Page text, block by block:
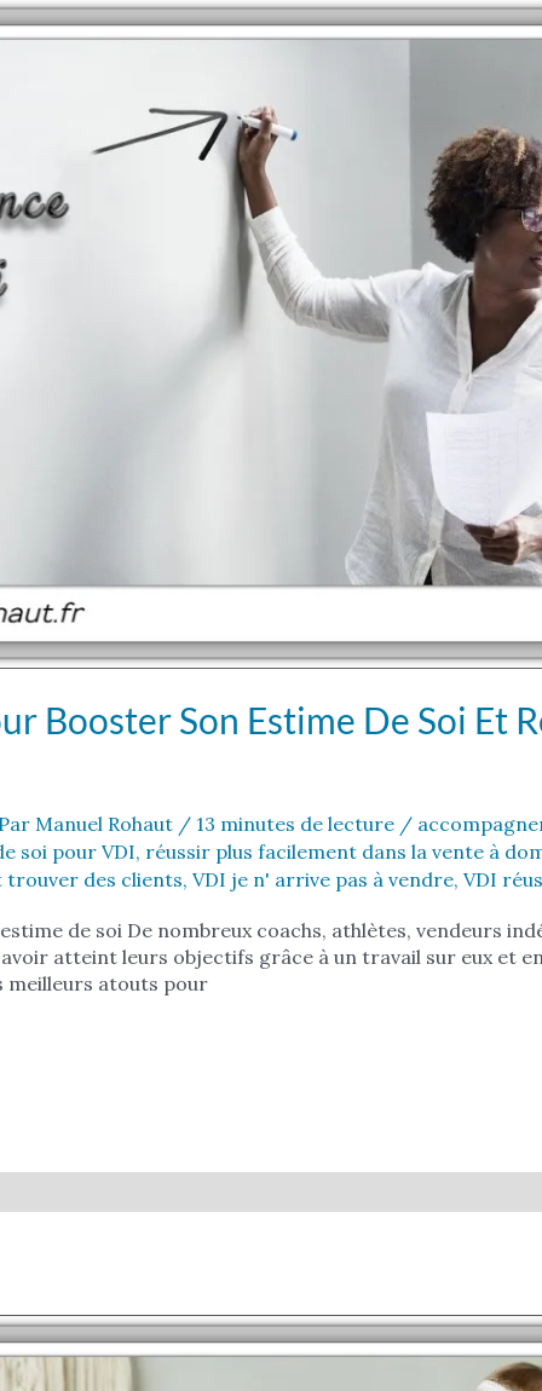
Booster Son Estime De Soi Et
Manuel Rohaut / 13 minutes de lecture/
soi pour VDI, réussir plus facilement dans la vente à
trouver des clients, VDI je n' arrive pas à vendre, VDI
de soi De nombreux coachs, athlètes, vendeurs
atteint leurs objectifs grâce à un travail sur eux et
meilleurs atouts pour